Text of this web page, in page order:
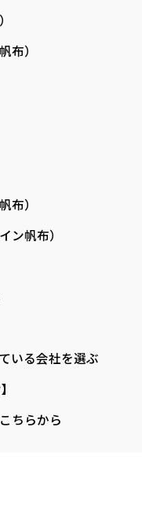
布）
布）
ン帆布）
いる会社を選ぶ
ちらから